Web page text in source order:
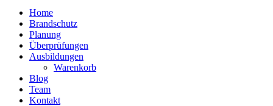
Home
Brandschutz
Planung
Überprüfungen
Ausbildungen
Warenkorb
Blog
Team
Kontakt